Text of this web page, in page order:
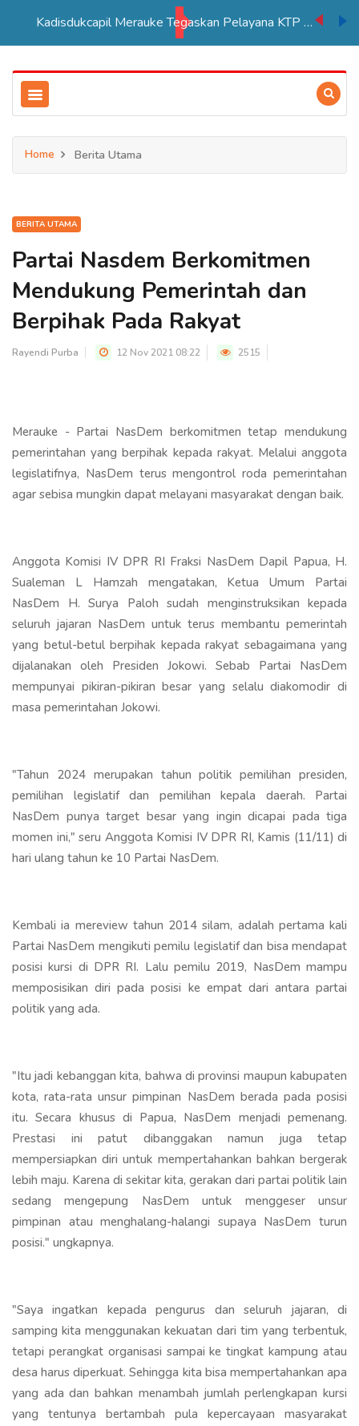
Kadisdukcapil Merauke Tegaskan Pelayana KTP Sesuai SOP
Home Berita Utama
BERITA UTAMA
Partai Nasdem Berkomitmen
Mendukung Pemerintah dan
Berpihak Pada Rakyat
Rayendi Purba 12 Nov 2021 08:22 2515
Merauke - Partai NasDem berkomitmen tetap mendukung
pemerintahan yang berpihak kepada rakyat. Melalui anggota
legislatifnya, NasDem terus mengontrol roda pemerintahan
agar sebisa mungkin dapat melayani masyarakat dengan baik.
Anggota Komisi IV DPR RI Fraksi NasDem Dapil Papua, H.
Sualeman L Hamzah mengatakan, Ketua Umum Partai
NasDem H. Surya Paloh sudah menginstruksikan kepada
seluruh jajaran NasDem untuk terus membantu pemerintah
yang betul-betul berpihak kepada rakyat sebagaimana yang
dijalanakan oleh Presiden Jokowi. Sebab Partai NasDem
mempunyai pikiran-pikiran besar yang selalu diakomodir di
masa pemerintahan Jokowi.
"Tahun 2024 merupakan tahun politik pemilihan presiden,
pemilihan legislatif dan pemilihan kepala daerah. Partai
NasDem punya target besar yang ingin dicapai pada tiga
momen ini," seru Anggota Komisi IV DPR RI, Kamis (11/11) di
hari ulang tahun ke 10 Partai NasDem.
Kembali ia mereview tahun 2014 silam, adalah pertama kali
Partai NasDem mengikuti pemilu legislatif dan bisa mendapat
posisi kursi di DPR RI. Lalu pemilu 2019, NasDem mampu
memposisikan diri pada posisi ke empat dari antara partai
politik yang ada.
"Itu jadi kebanggan kita, bahwa di provinsi maupun kabupaten
kota, rata-rata unsur pimpinan NasDem berada pada posisi
itu. Secara khusus di Papua, NasDem menjadi pemenang.
Prestasi ini patut dibanggakan namun juga tetap
mempersiapkan diri untuk mempertahankan bahkan bergerak
lebih maju. Karena di sekitar kita, gerakan dari partai politik lain
sedang mengepung NasDem untuk menggeser unsur
pimpinan atau menghalang-halangi supaya NasDem turun
posisi." ungkapnya.
"Saya ingatkan kepada pengurus dan seluruh jajaran, di
samping kita menggunakan kekuatan dari tim yang terbentuk,
tetapi perangkat organisasi sampai ke tingkat kampung atau
desa harus diperkuat. Sehingga kita bisa mempertahankan apa
yang ada dan bahkan menambah jumlah perlengkapan kursi
yang tentunya bertambah pula kepercayaan masyarakat